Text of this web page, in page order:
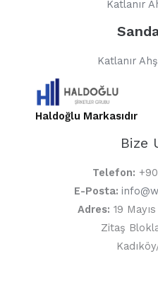
Katlanır
Katlanır
Haldoğlu Markasıdır
Bize
Telefon:
E-Posta:
Adres: 19
Zitaş